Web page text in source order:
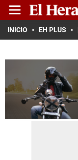
INICIO EH PLUS